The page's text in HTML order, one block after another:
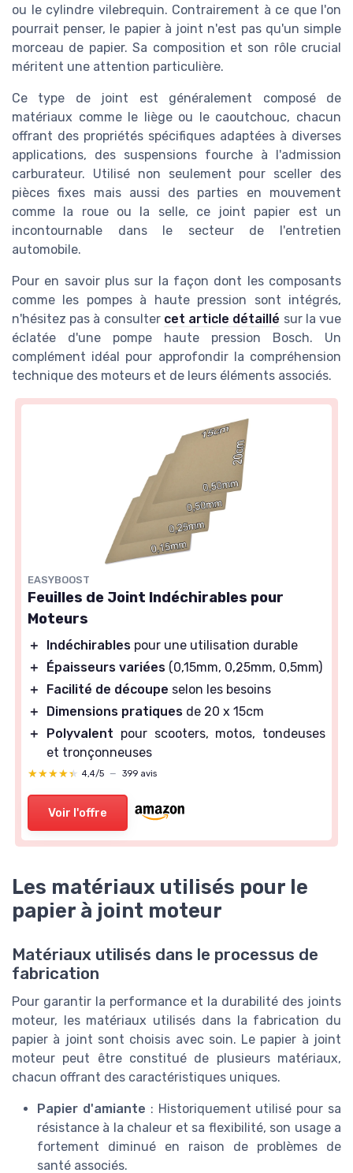
ou le cylindre vilebrequin. Contrairement à ce que l'on
pourrait penser, le papier à joint n'est pas qu'un simple
morceau de papier. Sa composition et son rôle crucial
méritent une attention particulière.
Ce type de joint est généralement composé de
matériaux comme le liège ou le caoutchouc, chacun
offrant des propriétés spécifiques adaptées à diverses
applications, des suspensions fourche à l'admission
carburateur. Utilisé non seulement pour sceller des
pièces fixes mais aussi des parties en mouvement
comme la roue ou la selle, ce joint papier est un
incontournable dans le secteur de l'entretien
automobile.
Pour en savoir plus sur la façon dont les composants
comme les pompes à haute pression sont intégrés,
n'hésitez pas à consulter cet article détaillé sur la vue
éclatée d'une pompe haute pression Bosch. Un
complément idéal pour approfondir la compréhension
technique des moteurs et de leurs éléments associés.
EASYBOOST
Feuilles de Joint Indéchirables pour
Moteurs
＋ Indéchirables pour une utilisation durable
＋
Épaisseurs variées (0,15mm, 0,25mm, 0,5mm)
＋
Facilité de découpe selon les besoins
＋
Dimensions pratiques de 20 x 15cm
＋
Polyvalent pour scooters, motos, tondeuses
et tronçonneuses
★★★★★
★★★★★ 4,4/5 — 399 avis
Voir l'offre
Les matériaux utilisés pour le
papier à joint moteur
Matériaux utilisés dans le processus de
fabrication
Pour garantir la performance et la durabilité des joints
moteur, les matériaux utilisés dans la fabrication du
papier à joint sont choisis avec soin. Le papier à joint
moteur peut être constitué de plusieurs matériaux,
chacun offrant des caractéristiques uniques.
Papier d'amiante : Historiquement utilisé pour sa
résistance à la chaleur et sa flexibilité, son usage a
fortement diminué en raison de problèmes de
santé associés.